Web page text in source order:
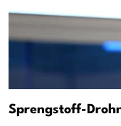
Sprengstoff-